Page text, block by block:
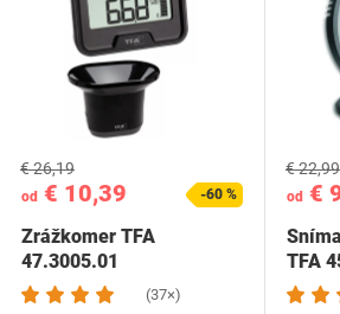
od € 10,39
€ 26,19
-60 %
Zrážkomer TFA
47.3005.01
(37×)
od €
€ 22,99
TFA